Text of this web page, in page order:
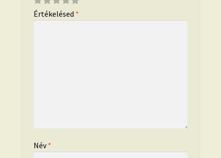
Értékelésed *
Név*